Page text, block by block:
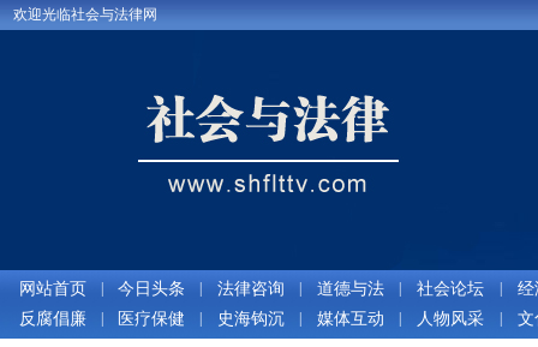
欢迎光临社会与法律网
网站首页 今日头条 法律咨询 道德与法 社会论坛
经
反腐倡廉
医疗保健 史海钩沉 媒体互动 人物风采 文